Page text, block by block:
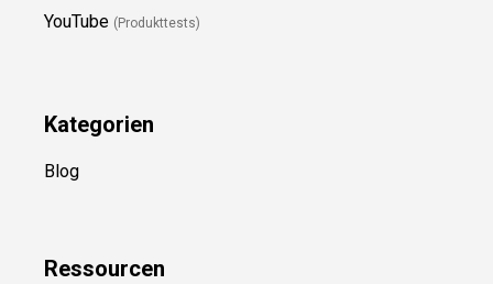
YouTube (Produkttests)
Kategorien
Blog
Ressourcen